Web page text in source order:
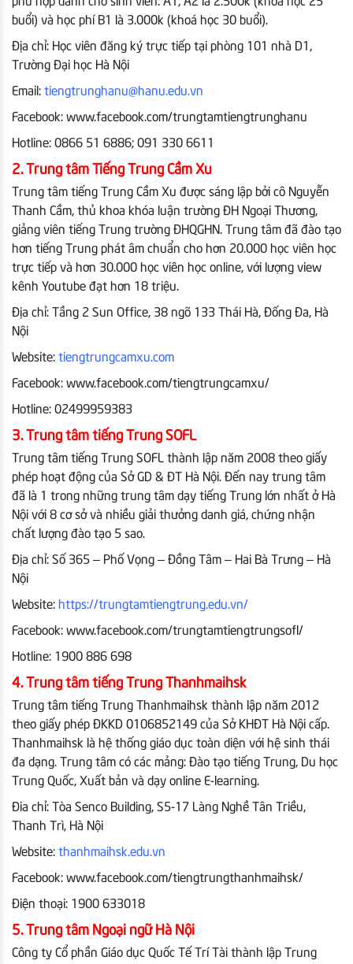
buổi) và học phí B1 là 3.000k (khoá học 30 buổi).
Địa chỉ: Học viên đăng ký trực tiếp tại phòng 101 nhà D1,
Trường Đại học Hà Nội
Email: tiengtrunghanu@hanu.edu.vn
Facebook: www.facebook.com/trungtamtiengtrunghanu
Hotline: 0866 51 6886; 091 330 6611
2. Trung tâm Tiếng Trung Cầm Xu
Trung tâm tiếng Trung Cầm Xu được sáng lập bởi cô Nguyễn
Thanh Cầm, thủ khoa khóa luận trường ĐH Ngoại Thương,
giảng viên tiếng Trung trường ĐHQGHN. Trung tâm đã đào tạo
hơn tiếng Trung phát âm chuẩn cho hơn 20.000 học viên học
trực tiếp và hơn 30.000 học viên học online, với lượng view
kênh Youtube đạt hơn 18 triệu.
Địa chỉ: Tầng 2 Sun Office, 38 ngõ 133 Thái Hà, Đống Đa, Hà
Nội
Website: tiengtrungcamxu.com
Facebook: www.facebook.com/tiengtrungcamxu/
Hotline: 02499959383
3. Trung tâm tiếng Trung SOFL
Trung tâm tiếng Trung SOFL thành lập năm 2008 theo giấy
phép hoạt động của Sở GD & ĐT Hà Nội. Đến nay trung tâm
đã là 1 trong những trung tâm dạy tiếng Trung lớn nhất ở Hà
Nội với 8 cơ sở và nhiều giải thưởng danh giá, chứng nhận
chất lượng đào tạo 5 sao.
Địa chỉ: Số 365 – Phố Vọng – Đồng Tâm – Hai Bà Trưng – Hà
Nội
Website: https://trungtamtiengtrung.edu.vn/
Facebook: www.facebook.com/trungtamtiengtrungsofl/
Hotline: 1900 886 698
4. Trung tâm tiếng Trung Thanhmaihsk
Trung tâm tiếng Trung Thanhmaihsk thành lập năm 2012
theo giấy phép ĐKKD 0106852149 của Sở KHĐT Hà Nội cấp.
Thanhmaihsk là hệ thống giáo dục toàn diện với hệ sinh thái
đa dạng. Trung tâm có các mảng: Đào tạo tiếng Trung, Du học
Trung Quốc, Xuất bản và dạy online E-learning.
Đia chỉ: Tòa Senco Building, S5-17 Làng Nghề Tân Triều,
Thanh Trì, Hà Nội
Website: thanhmaihsk.edu.vn
Facebook: www.facebook.com/tiengtrungthanhmaihsk/
Điện thoại: 1900 633018
5. Trung tâm Ngoại ngữ Hà Nội
Công ty Cổ phần Giáo dục Quốc Tế Trí Tài thành lập Trung